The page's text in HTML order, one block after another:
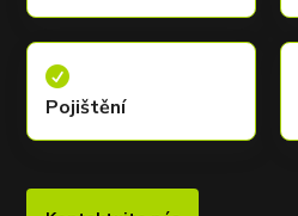

Pojištění